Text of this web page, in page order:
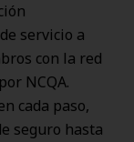
servicio a
con la red
NCQA.
cada paso,
seguro hasta